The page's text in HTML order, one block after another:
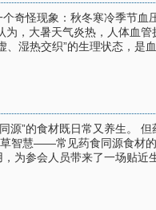
奇怪现象：秋冬寒冷季节血
，大暑天气炎热，人体血
湿热交织”的生理状态，是
”的食材既日常又养生。 但
智慧——常见药食同源食材
为参会人员带来了一场贴近